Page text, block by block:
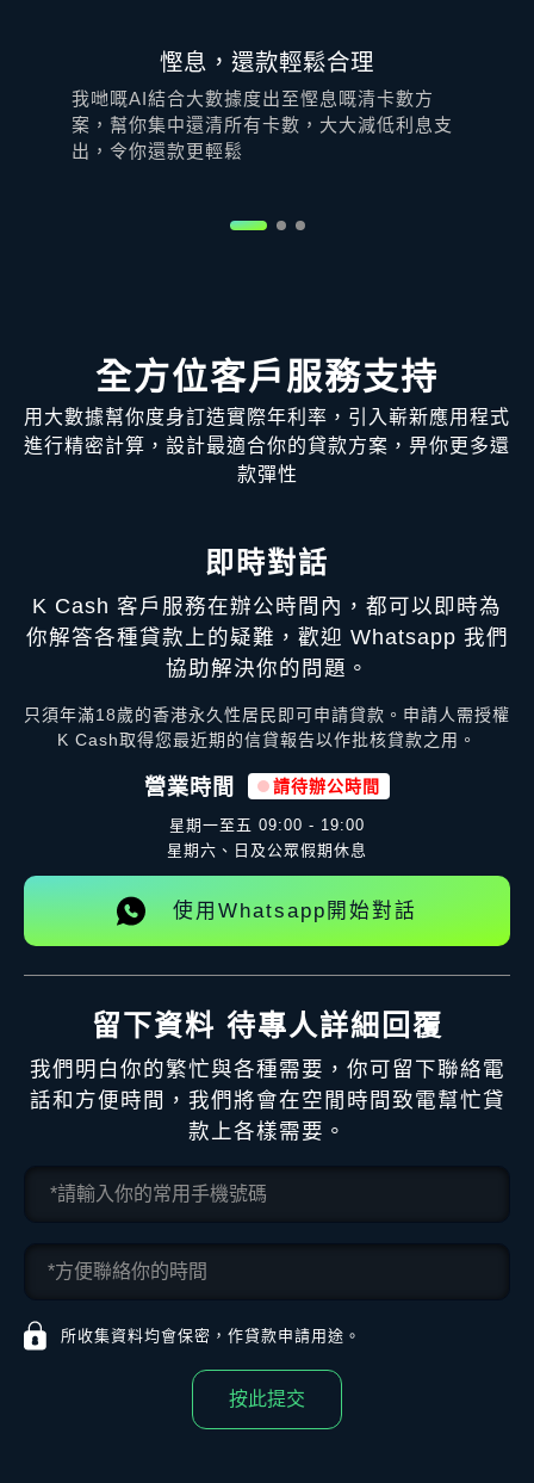
慳息，還款輕鬆合理
我哋嘅AI結合大數據度出至慳息嘅清卡數方
案，幫你集中還清所有卡數，大大減低利息支
出，令你還款更輕鬆
全方位客戶服務支持
用大數據幫你度身訂造實際年利率，引入嶄新應用程式
進行精密計算，設計最適合你的貸款方案，畀你更多還
款彈性
即時對話
K Cash 客戶服務在辦公時間內，都可以即時為
你解答各種貸款上的疑難，歡迎 Whatsapp 我們
協助解決你的問題。
只須年滿18歲的香港永久性居民即可申請貸款。申請人需授權
K Cash取得您最近期的信貸報告以作批核貸款之用。
營業時間 請待辦公時間
星期一至五 09:00 - 19:00
星期六、日及公眾假期休息
使用Whatsapp開始對話
留下資料 待專人詳細回覆
我們明白你的繁忙與各種需要，你可留下聯絡電
話和方便時間，我們將會在空閒時間致電幫忙貸
款上各樣需要。
所收集資料均會保密，作貸款申請用途。
按此提交